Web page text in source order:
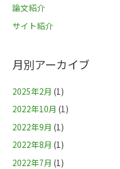
論文紹介
サイト紹介
月別アーカイブ
2025年2月 (1)
2022年10月 (1)
2022年9月 (1)
2022年8月 (1)
2022年7月 (1)